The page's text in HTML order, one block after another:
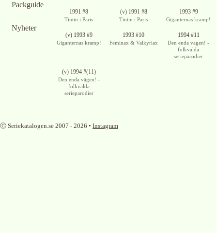
Packguide
Nyheter
1991 #8
Tintin i Paris
(v) 1991 #8
Tintin i Paris
1993 #9
Giganternas kramp!
(v) 1993 #9
Giganternas kramp!
1993 #10
Feminax & Valkyriax
1994 #11
Den enda vägen! -
folkvalda
serieparodier
(v) 1994 #(11)
Den enda vägen! -
folkvalda
serieparodier
Ⓒ Seriekatalogen.se 2007 - 2026 • Instagram